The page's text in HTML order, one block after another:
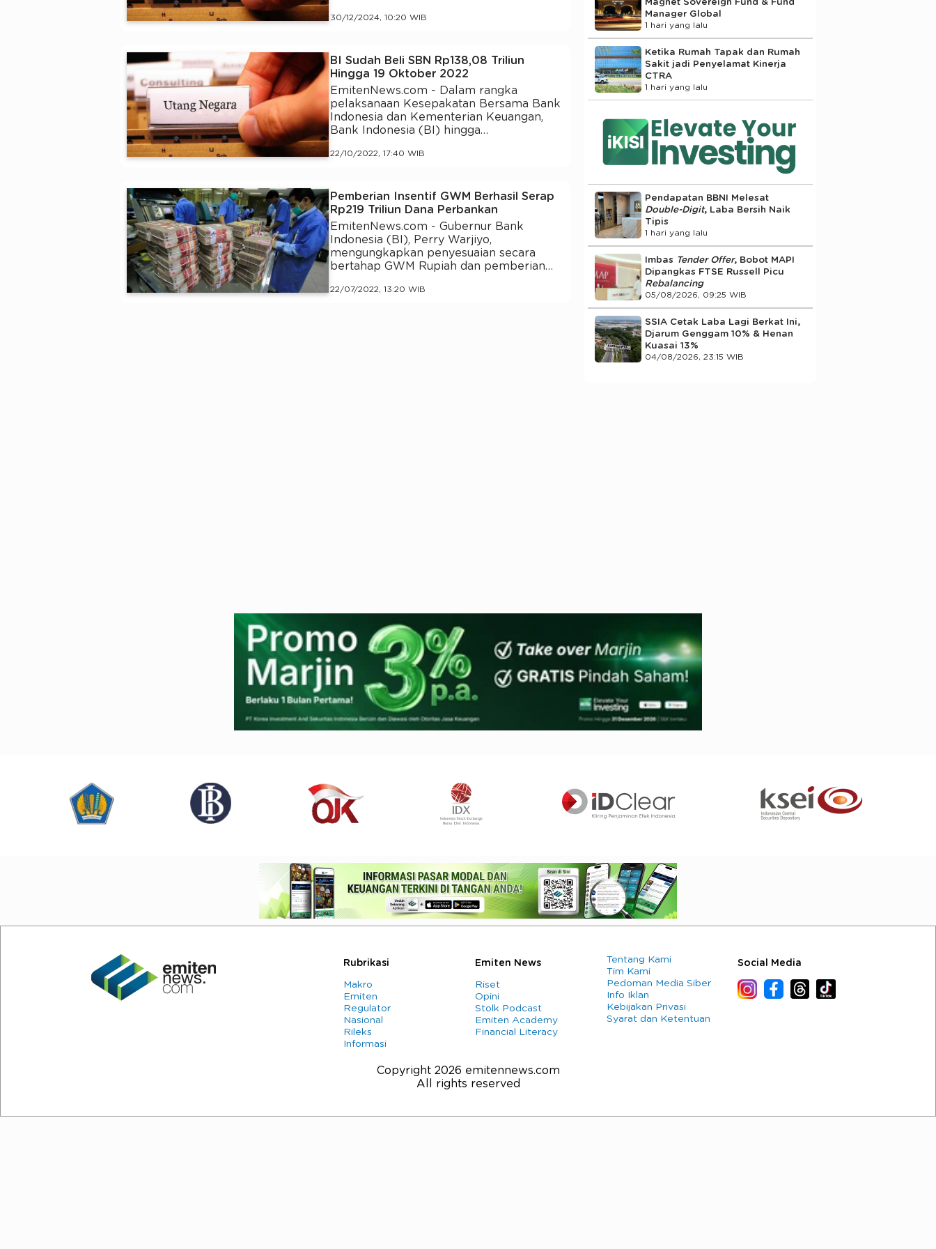
30/12/2024, 10:20 WIB
BI Sudah Beli SBN Rp138,08 Triliun
Hingga 19 Oktober 2022
EmitenNews.com - Dalam rangka
pelaksanaan Kesepakatan Bersama Bank
Indonesia dan Kementerian Keuangan,
Bank Indonesia (BI) hingga…
22/10/2022, 17:40 WIB
Pemberian Insentif GWM Berhasil Serap
Rp219 Triliun Dana Perbankan
EmitenNews.com - Gubernur Bank
Indonesia (BI), Perry Warjiyo,
mengungkapkan penyesuaian secara
bertahap GWM Rupiah dan pemberian…
22/07/2022, 13:20 WIB
Magnet Sovereign Fund & Fund
Manager Global
1 hari yang lalu
Ketika Rumah Tapak dan Rumah
Sakit jadi Penyelamat Kinerja
CTRA
1 hari yang lalu
Pendapatan BBNI Melesat
Double-Digit, Laba Bersih Naik
Tipis
1 hari yang lalu
Imbas Tender Offer, Bobot MAPI
Dipangkas FTSE Russell Picu
Rebalancing
05/08/2026, 09:25 WIB
SSIA Cetak Laba Lagi Berkat Ini,
Djarum Genggam 10% & Henan
Kuasai 13%
04/08/2026, 23:15 WIB
Rubrikasi
Makro
Emiten
Regulator
Nasional
Rileks
Informasi
Emiten News
Riset
Opini
Stolk Podcast
Emiten Academy
Financial Literacy
Tentang Kami
Tim Kami
Pedoman Media Siber
Info Iklan
Kebijakan Privasi
Syarat dan Ketentuan
Social Media
Copyright 2026 emitennews.com
All rights reserved